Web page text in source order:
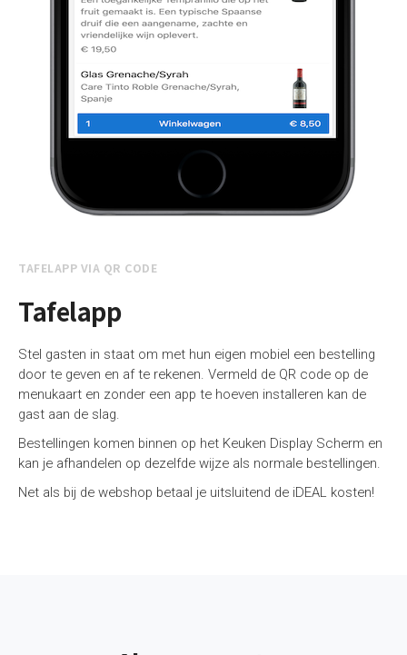
TAFELAPP VIA QR CODE
Tafelapp
Stel gasten in staat om met hun eigen mobiel een bestelling
door te geven en af te rekenen. Vermeld de QR code op de
menukaart en zonder een app te hoeven installeren kan de
gast aan de slag.
Bestellingen komen binnen op het Keuken Display Scherm en
kan je afhandelen op dezelfde wijze als normale bestellingen.
Net als bij de webshop betaal je uitsluitend de iDEAL kosten!